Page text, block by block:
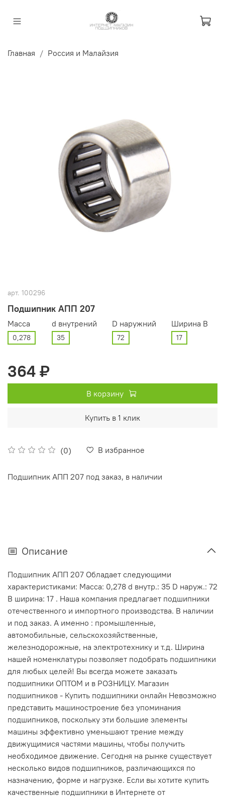
Главная Россия и Малайзия
арт. 100296
Подшипник АПП 207
(0) В избранное
Масса
0,278
d внутрений
35
D наружний
72
Ширина В
17
364 ₽
В корзину
Купить в 1 клик
Подшипник АПП 207 под заказ, в наличии
Описание
Подшипник АПП 207 Обладает следующими
характеристиками: Масса: 0,278 d внутр.: 35 D наруж.: 72
В ширина: 17 . Наша компания предлагает подшипники
отечественного и импортного производства. В наличии
и под заказ. А именно : промышленные,
автомобильные, сельскохозяйственные,
железнодорожные, на электротехнику и т.д. Ширина
нашей номенклатуры позволяет подобрать подшипники
для любых целей! Вы всегда можете заказать
подшипники ОПТОМ и в РОЗНИЦУ. Магазин
подшипников - Купить подшипники онлайн Невозможно
представить машиностроение без упоминания
подшипников, поскольку эти большие элементы
машины эффективно уменьшают трение между
движущимися частями машины, чтобы получить
необходимое движение. Сегодня на рынке существует
несколько видов подшипников, различающихся по
назначению, форме и нагрузке. Если вы хотите купить
качественные подшипники в Интернете от